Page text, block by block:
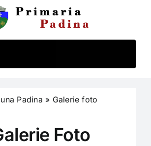
Padina » Galerie foto
Foto